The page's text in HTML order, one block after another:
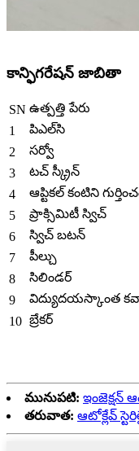
కాన్ఫిగరేషన్ జాబితా
SN ఉత్పత్తి పేరు
1
పిఎల్‌సి
2
సర్వో
3
టచ్ స్క్రీన్
4
ఆప్టికల్ కంటిని
5
ప్రాక్సిమిటీ స్విచ్
6
స్విచ్ బటన్
7
పీల్చు
8
సిలిండర్
9
విద్యుదయస్కాంత
10 బ్రేకర్
మునుపటి: ఇంజెక్షన్
తరువాత: ఆటోక్లేవ్